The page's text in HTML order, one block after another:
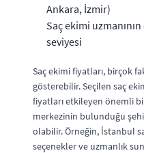
Ankara, İzmir)
Saç ekimi
seviyesi
Saç ekimi fiyatları, birçok
gösterebilir. Seçilen saç
fiyatları etkileyen önemli
merkezinin bulunduğu
olabilir. Örneğin, İstanbul
seçenekler ve uzmanlık